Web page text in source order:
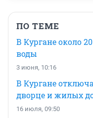
ПО ТЕМЕ
В Кургане около
воды
3 июня, 10:16
В Кургане
дворце и жилых
16 июля, 09:50